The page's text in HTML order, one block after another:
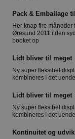
Pack & Emballage
Her knap fire måneder
Øresund 2011 i den
booket op
Lidt bliver til meget
Ny super fleksibel
kombineres i det
Lidt bliver til meget
Ny super fleksibel
kombineres i det
Kontinuitet og